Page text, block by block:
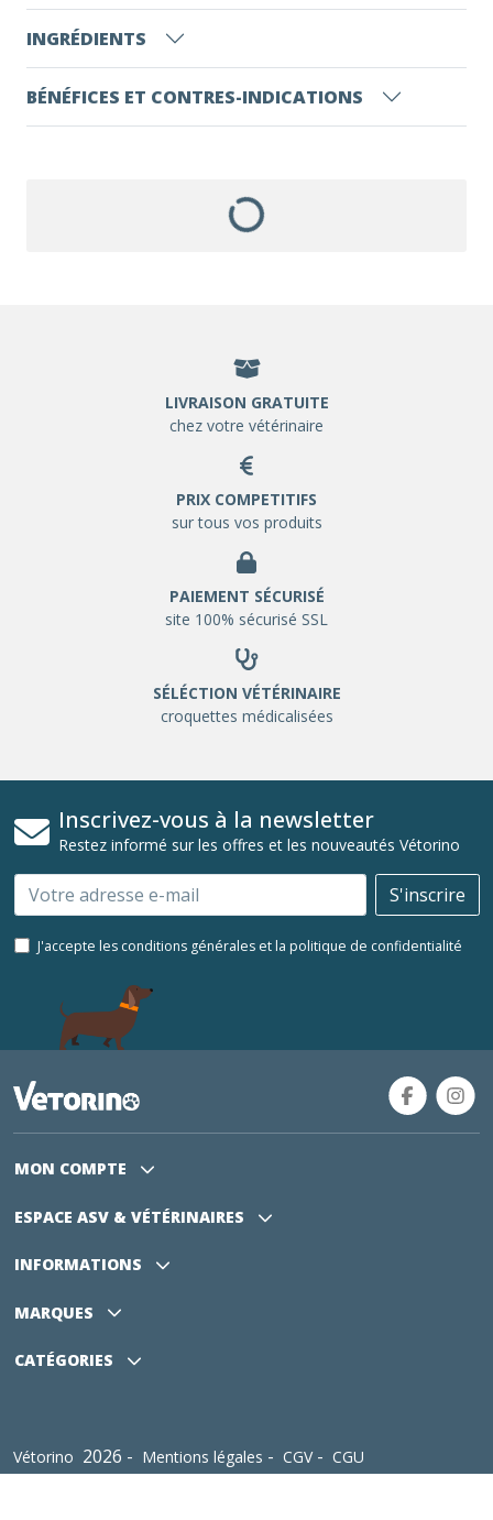
INGRÉDIENTS
BÉNÉFICES ET CONTRES-INDICATIONS
LIVRAISON GRATUITE
chez votre vétérinaire
PRIX COMPETITIFS
sur tous vos produits
PAIEMENT SÉCURISÉ
site 100% sécurisé SSL
SÉLÉCTION VÉTÉRINAIRE
croquettes médicalisées
Inscrivez-vous à la newsletter
Restez informé sur les offres et les nouveautés Vétorino
Email S'inscrire
J'accepte les conditions générales et la politique de confidentialité
MON COMPTE
ESPACE ASV & VÉTÉRINAIRES
INFORMATIONS
MARQUES
CATÉGORIES
Vétorino 2026 - Mentions légales - CGV- CGU